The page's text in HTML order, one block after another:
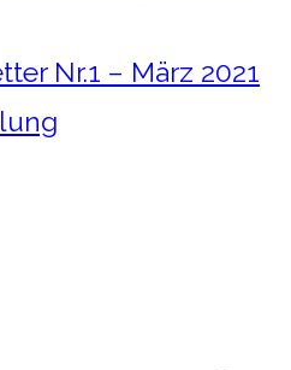
Nr.1 – März 2021